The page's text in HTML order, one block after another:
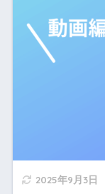
2025年9月3日